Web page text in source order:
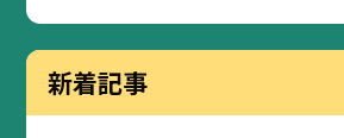
新着記事